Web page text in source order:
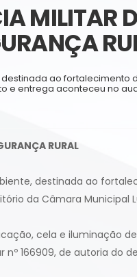
MILITAR
ao
e entrega aconteceu no
RURAL
destinada ao
da Câmara Municipal
cela e iluminação
166909, de autoria do